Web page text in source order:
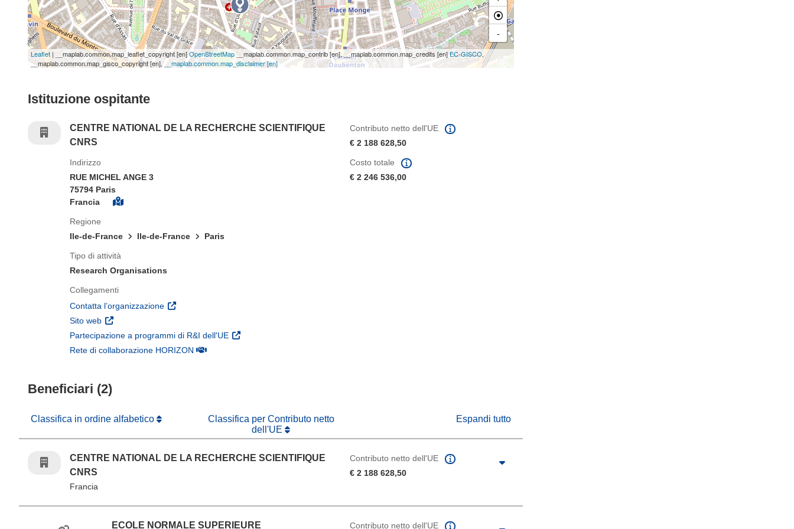
-
Leaflet | __maplab.common.map_leaflet_copyright [en]OpenStreetMap__maplab.common.map_contrib [en], __maplab.common.map_credits [en]EC-GISCO,
__maplab.common.map_gisco_copyright [en], __maplab.common.map_disclaimer [en]
Istituzione ospitante
CENTRE NATIONAL DE LA RECHERCHE SCIENTIFIQUE
CNRS
Contributo netto dell'UE
€ 2 188 628,50
Indirizzo
RUE MICHEL ANGE 3
75794 Paris
Francia
Regione
Ile-de-France
Ile-de-France Paris
Tipo di attività
Research Organisations
Collegamenti
Contatta l’organizzazione (si apre in una nuova finestra)
Sito web (si apre in una nuova finestra)
Partecipazione a programmi di R&I dell'UE (si apre in una nuova finestra)
Rete di collaborazione HORIZON(si apre in una nuova finestra)
Costo totale
€ 2 246 536,00
Beneficiari (2)
Classifica in ordine alfabetico
Classifica per Contributo netto
dell'UE
Espandi tutto
CENTRE NATIONAL DE LA RECHERCHE SCIENTIFIQUE
CNRS
Francia
Contributo netto dell'UE
€ 2 188 628,50
ECOLE NORMALE SUPERIEURE Contributo netto dell'UE